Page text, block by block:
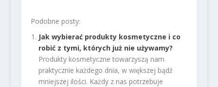
Podobne posty:
Jak wybierać produkty kosmetyczne i co
robić z tymi, których już nie używamy?
Produkty kosmetyczne towarzyszą nam
praktycznie każdego dnia, w większej bądź
mniejszej ilości. Każdy z nas potrzebuje